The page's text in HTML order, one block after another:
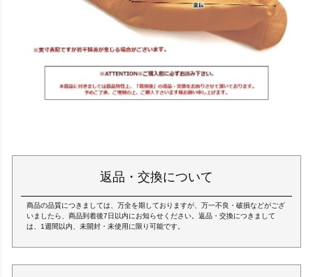
返品・交換について
商品の品質につきましては、万全を期しておりますが、万一不良・破損などがござ
いましたら、商品到着後7日以内にお知らせください。返品・交換につきまして
は、1週間以内、未開封・未使用に限り可能です。